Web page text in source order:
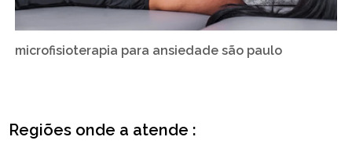
microfisioterapia para ansiedade são paulo
Regiões onde a atende :